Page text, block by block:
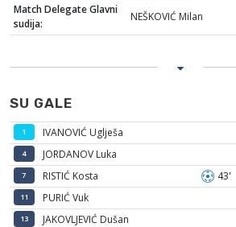
Match Delegate Glavni
sudija:
NEŠKOVIĆ Milan
SU GALE
1 IVANOVIĆ Uglješa
4 JORDANOV Luka
7 RISTIĆ Kosta 43'
11 PURIĆ Vuk
13 JAKOVLJEVIĆ Dušan